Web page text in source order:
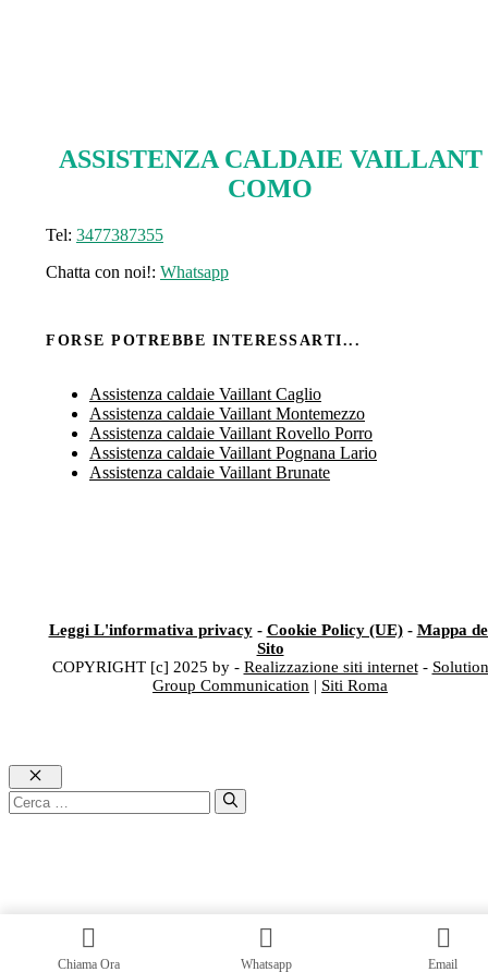
ASSISTENZA CALDAIE VAILLANT
COMO
Tel: 3477387355
Chatta con noi!: Whatsapp
FORSE POTREBBE INTERESSARTI...
Assistenza caldaie Vaillant Caglio
Assistenza caldaie Vaillant Montemezzo
Assistenza caldaie Vaillant Rovello Porro
Assistenza caldaie Vaillant Pognana Lario
Assistenza caldaie Vaillant Brunate
Leggi L'informativa privacy- Cookie Policy (UE)- Mappa
Sito
COPYRIGHT [c] 2025 by - Realizzazione siti internet- Solution
Group Communication | Siti Roma
Chiudi
Chiama Ora Whatsapp Email
Ricerca
per: